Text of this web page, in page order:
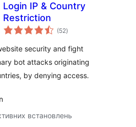
Login IP & Country
Restriction
(52загальний
рейтинг
)
security and fight
bot attacks originating
by denying access.
встановлень